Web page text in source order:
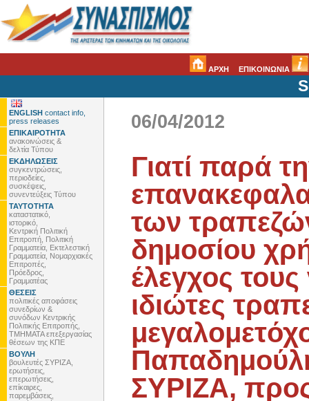
ΑΡΧΗ ΕΠΙΚΟΙΝΩΝΙΑ
ENGLISH contact info,
press releases
ΕΠΙΚΑΙΡΟΤΗΤΑ
ανακοινώσεις &
δελτία Τύπου
ΕΚΔΗΛΩΣΕΙΣ
συγκεντρώσεις,
περιοδείες,
συσκέψεις,
συνεντεύξεις Τύπου
ΤΑΥΤΟΤΗΤΑ
καταστατικό,
ιστορικό,
Κεντρική Πολιτική
Επιτροπή, Πολιτική
Γραμματεία, Εκτελεστική
Γραμματεία, Νομαρχιακές
Επιτροπές,
Πρόεδρος,
Γραμματέας
ΘΕΣΕΙΣ
πολιτικές αποφάσεις
συνεδρίων &
συνόδων Κεντρικής
Πολιτικής Επιτροπής,
ΤΜΗΜΑΤΑ επεξεργασίας
θέσεων της ΚΠΕ
ΒΟΥΛΗ
βουλευτές ΣΥΡΙΖΑ,
ερωτήσεις,
επερωτήσεις,
επίκαιρες,
παρεμβάσεις,
06/04/2012
Γιατί παρά
των
δημοσίου
έλεγχος
ιδιώτες
ΣΥΡΙΖΑ,